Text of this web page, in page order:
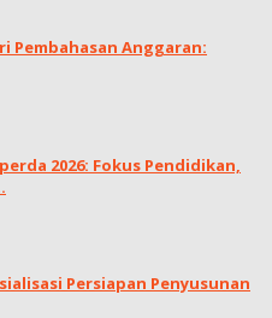
Pembahasan Anggaran:
2026: Fokus Pendidikan,
Persiapan Penyusunan